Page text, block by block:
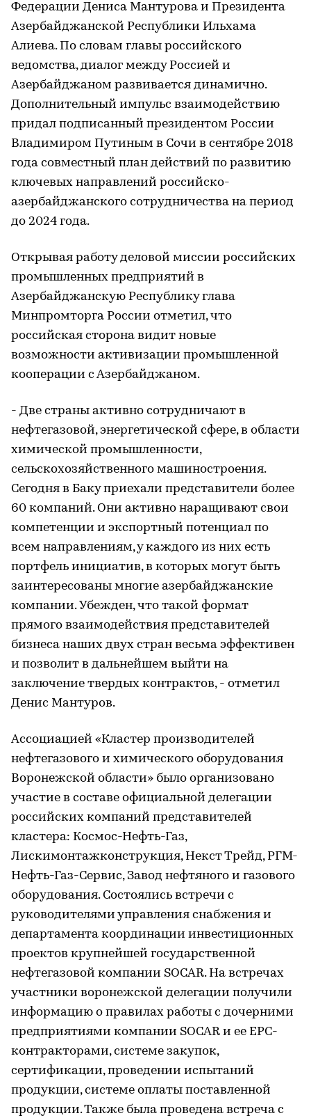
Федерации Дениса Мантурова и Президента
Азербайджанской Республики Ильхама
Алиева. По словам главы российского
ведомства, диалог между Россией и
Азербайджаном развивается динамично.
Дополнительный импульс взаимодействию
придал подписанный президентом России
Владимиром Путиным в Сочи в сентябре 2018
года совместный план действий по развитию
ключевых направлений российско-
азербайджанского сотрудничества на период
до 2024 года.
Открывая работу деловой миссии российских
промышленных предприятий в
Азербайджанскую Республику глава
Минпромторга России отметил, что
российская сторона видит новые
возможности активизации промышленной
кооперации с Азербайджаном.
- Две страны активно сотрудничают в
нефтегазовой, энергетической сфере, в области
химической промышленности,
сельскохозяйственного машиностроения.
Сегодня в Баку приехали представители более
60 компаний. Они активно наращивают свои
компетенции и экспортный потенциал по
всем направлениям, у каждого из них есть
портфель инициатив, в которых могут быть
заинтересованы многие азербайджанские
компании. Убежден, что такой формат
прямого взаимодействия представителей
бизнеса наших двух стран весьма эффективен
и позволит в дальнейшем выйти на
заключение твердых контрактов, - отметил
Денис Мантуров.
Ассоциацией «Кластер производителей
нефтегазового и химического оборудования
Воронежской области» было организовано
участие в составе официальной делегации
российских компаний представителей
кластера: Космос-Нефть-Газ,
Лискимонтажконструкция, Некст Трейд, РГМ-
Нефть-Газ-Сервис, Завод нефтяного и газового
оборудования. Состоялись встречи с
руководителями управления снабжения и
департамента координации инвестиционных
проектов крупнейшей государственной
нефтегазовой компании SOCAR. На встречах
участники воронежской делегации получили
информацию о правилах работы с дочерними
предприятиями компании SOCAR и ее EPC-
контракторами, системе закупок,
сертификации, проведении испытаний
продукции, системе оплаты поставленной
продукции. Также была проведена встреча с